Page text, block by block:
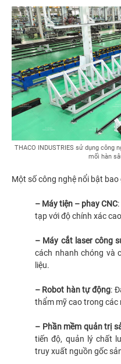
THACO INDUSTRIES sử dụng công
mối hàn
Một số công nghệ nổi bật bao
– Máy tiện – phay CNC
tạp với độ chính xác
– Máy cắt laser công
cách nhanh chóng và
liệu.
– Robot hàn tự động:
thẩm mỹ cao trong các
– Phần mềm quản trị
tiến độ, quản lý chất
truy xuất nguồn gốc